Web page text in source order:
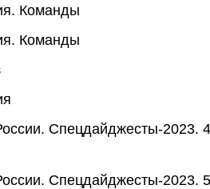
Команды
Команды
Спецдайджесты-2023.
Спецдайджесты-2023.